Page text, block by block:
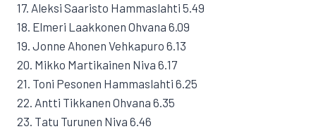
17. Aleksi Saaristo Hammaslahti 5.49
18. Elmeri Laakkonen Ohvana 6.09
19. Jonne Ahonen Vehkapuro 6.13
20. Mikko Martikainen Niva 6.17
21. Toni Pesonen Hammaslahti 6.25
22. Antti Tikkanen Ohvana 6.35
23. Tatu Turunen Niva 6.46